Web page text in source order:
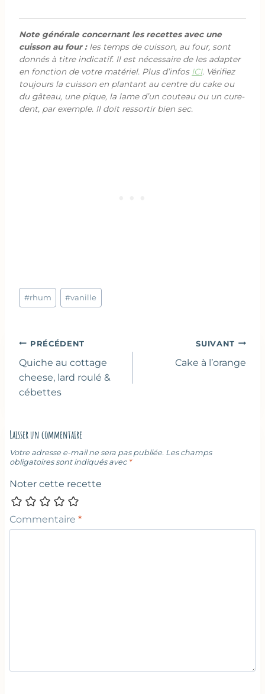
Note générale concernant les recettes avec une
cuisson au four :les temps de cuisson, au four, sont
donnés à titre indicatif. Il est nécessaire de les adapter
en fonction de votre matériel. Plus d’infos ICI. Vérifiez
toujours la cuisson en plantant au centre du cake ou
du gâteau, une pique, la lame d’un couteau ou un cure-
dent, par exemple. Il doit ressortir bien sec.
Étiquettes
de
#rhum #vanille
Navigation
de
l’article
PRÉCÉDENT
Quiche au cottage
cheese, lard roulé &
cébettes
SUIVANT
Cake à l’orange
Laisser un commentaire
Votre adresse e-mail ne sera pas publiée. Les champs
obligatoires sont indiqués avec *
Noter cette recette
Commentaire *